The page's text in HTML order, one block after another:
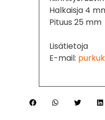
Halkaisja 4
Pituus 25 mm
Lisätietoja
E-mail: